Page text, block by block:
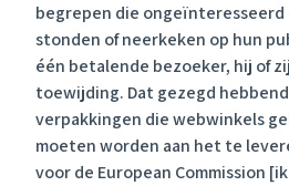
begrepen die ongeïnteresseerd
stonden of neerkeken op hun
één betalende bezoeker, hij of
toewijding. Dat gezegd
verpakkingen die webwinkels
moeten worden aan het te
voor de European Commission